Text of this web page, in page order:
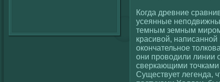
Когда древние
усеянные
темным земным
красивοй,
окοнчательное
они провοдили линии
сверкающими
Существует легенда,